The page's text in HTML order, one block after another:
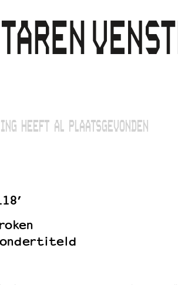
HEEFT AL PLAATSGEVONDEN
ondertiteld